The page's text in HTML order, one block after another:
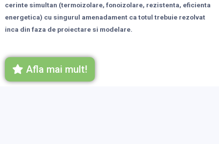
cerinte simultan (termoizolare, fonoizolare, rezistenta, eficienta
energetica) cu singurul amenadament ca totul trebuie rezolvat
inca din faza de proiectare si modelare.
Afla mai mult!